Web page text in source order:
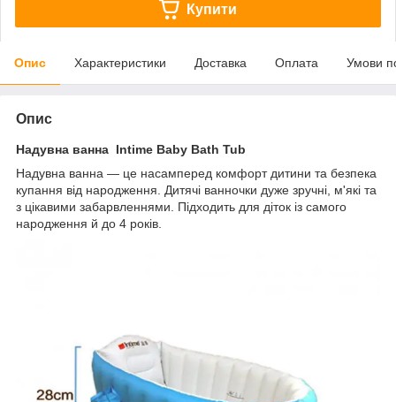
Купити
Опис Характеристики Доставка Оплата Умови
Опис
Надувна ванна Intime Baby Bath Tub
Надувна ванна — це насамперед комфорт дитини та безпека
купання від народження. Дитячі ванночки дуже зручні, м'які та
з цікавими забарвленнями. Підходить для діток із самого
народження й до 4 років.